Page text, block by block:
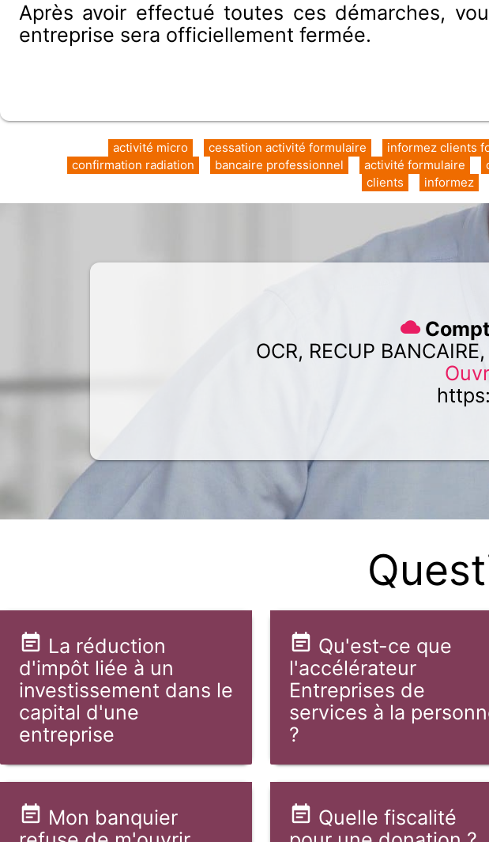
Après avoir effectué toutes ces démarches,
entreprise sera officiellement fermée.
informez clients
cessation activité formulaire
activité micro
activité formulaire
bancaire professionnel
confirmation radiation
informez
clients
OCR, RECUP
La réduction
d'impôt liée à un
investissement dans le
capital d'une
entreprise
Qu'est-ce que
l'accélérateur
Entreprises de
services à la
?
Mon banquier
Quelle fiscalité